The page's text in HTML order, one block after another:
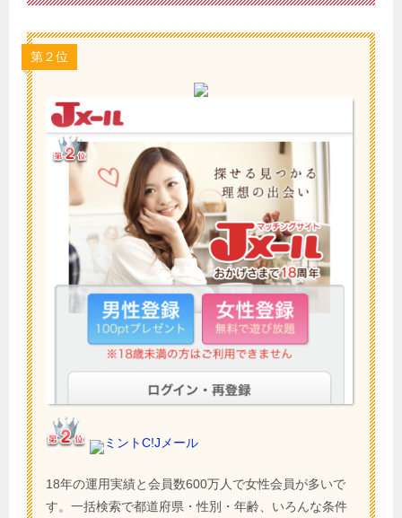
第２位
ミントC!Jメール
18年の運用実績と会員数600万人で女性会員が多いで
す。一括検索で都道府県・性別・年齢、いろんな条件